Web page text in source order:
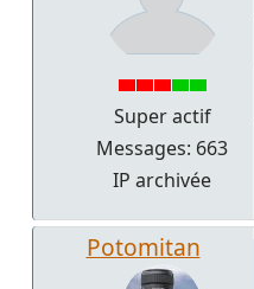
Super actif
Messages: 663
IP archivée
Potomitan